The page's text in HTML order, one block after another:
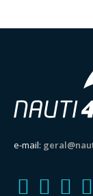
e-mail: